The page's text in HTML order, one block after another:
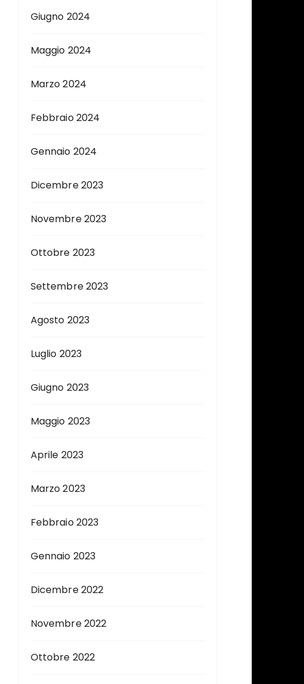
Giugno 2024
Maggio 2024
Marzo 2024
Febbraio 2024
Gennaio 2024
Dicembre 2023
Novembre 2023
Ottobre 2023
Settembre 2023
Agosto 2023
Luglio 2023
Giugno 2023
Maggio 2023
Aprile 2023
Marzo 2023
Febbraio 2023
Gennaio 2023
Dicembre 2022
Novembre 2022
Ottobre 2022